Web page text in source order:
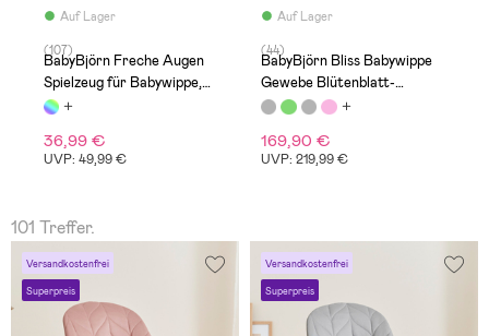
Auf Lager
(107)
BabyBjörn Freche Augen
Spielzeug für Babywippe,
Pastell
36,99 €
UVP: 49,99 €
Auf Lager
(44)
BabyBjörn Bliss Babywippe
Gewebe Blütenblatt-
Steppung, Hellgrau
169,90 €
UVP: 219,99 €
101 Treffer.
Versandkostenfrei
Superpreis
Versandkostenfrei
Superpreis